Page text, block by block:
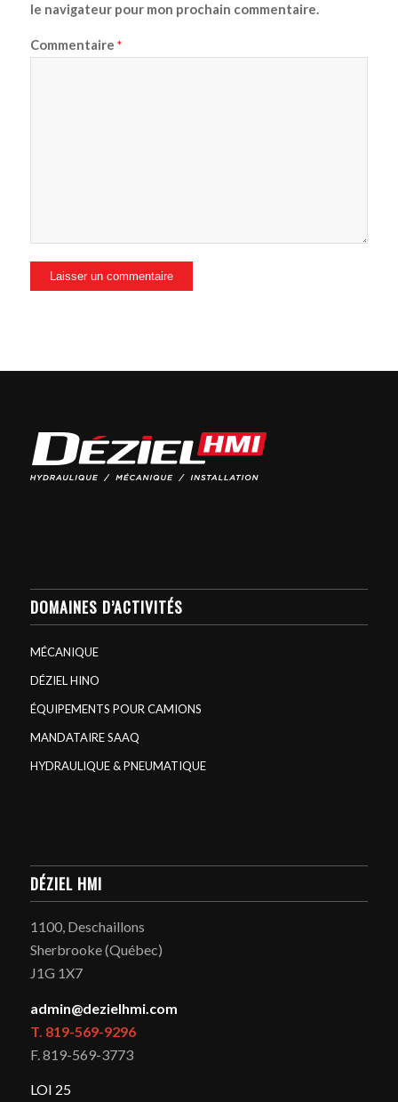
le navigateur pour mon prochain commentaire.
Commentaire *
DOMAINES D’ACTIVITÉS
MÉCANIQUE
DÉZIEL HINO
ÉQUIPEMENTS POUR CAMIONS
MANDATAIRE SAAQ
HYDRAULIQUE & PNEUMATIQUE
DÉZIEL HMI
1100, Deschaillons
Sherbrooke (Québec)
J1G 1X7
admin@dezielhmi.com
T. 819-569-9296
F. 819-569-3773
LOI 25